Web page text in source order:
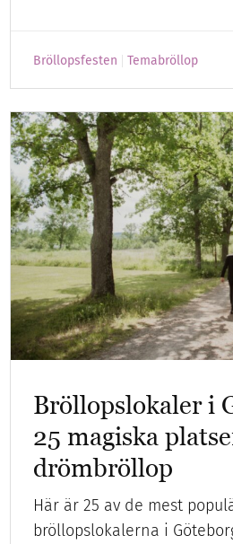
Bröllopsfesten Temabröllop
Bröllopslokaler i
25 magiska
drömbröllop
Här är 25 av de mest
bröllopslokalerna i